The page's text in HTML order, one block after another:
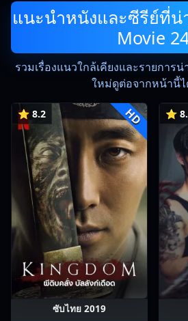
แนะนำหนังและซีรีย์ที่น่
Movie
รวมเรื่องแนวใกล้เคียงและรายการน่
ใหม่ดูต่อจากหน้านี้
⭐ 8.2 HD
ซับไทย 2019
⭐